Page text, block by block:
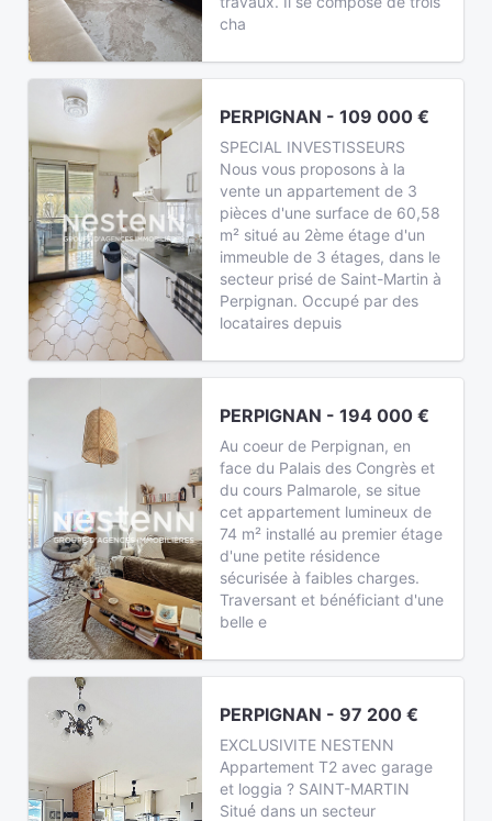
cha
PERPIGNAN - 109 000 €
SPECIAL INVESTISSEURS
Nous vous proposons à la
vente un appartement de 3
pièces d'une surface de 60,58
m² situé au 2ème étage d'un
immeuble de 3 étages, dans le
secteur prisé de Saint-Martin à
Perpignan. Occupé par des
locataires depuis
PERPIGNAN - 194 000 €
Au coeur de Perpignan, en
face du Palais des Congrès et
du cours Palmarole, se situe
cet appartement lumineux de
74 m² installé au premier étage
d'une petite résidence
sécurisée à faibles charges.
Traversant et bénéficiant d'une
belle e
PERPIGNAN - 97 200 €
EXCLUSIVITE NESTENN
Appartement T2 avec garage
et loggia ? SAINT-MARTIN
Situé dans un secteur